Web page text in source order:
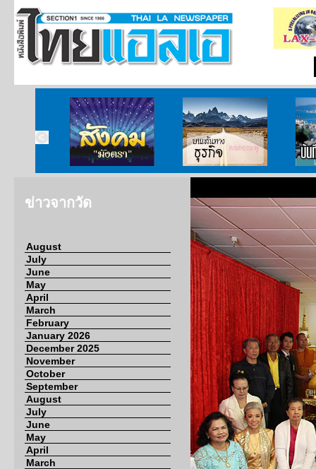
สังคมมังตรา บนเส้นทางธุรกิจ บั
ข่าวจากวัด
August
July
June
May
April
March
February
January 2026
December 2025
November
October
September
August
July
June
May
April
March